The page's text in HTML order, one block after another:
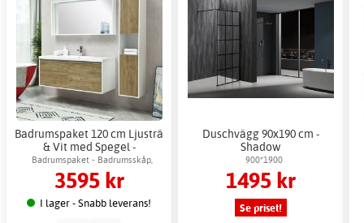
Badrumspaket 120 cm Ljusträ
& Vit med Spegel -
Scandiwood
Badrumspaket - Badrumsskåp,
kommod & Spegel
3595 kr
I lager - Snabb leverans!
Duschvägg 90x190 cm -
Shadow
900*1900
1495 kr
Se priset!